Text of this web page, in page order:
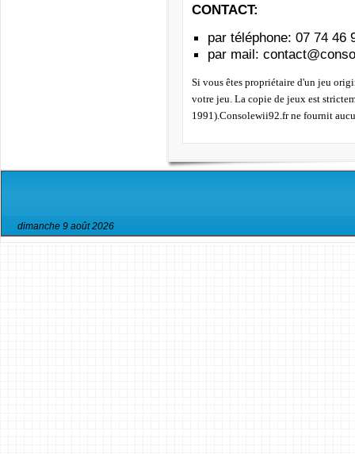
CONTACT:
par téléphone: 07 74 46
par mail:
Si vous êtes propriétaire d'un jeu
votre jeu. La copie de jeux est
1991).Consolewii92.fr ne fournit
dimanche 9 août 2026